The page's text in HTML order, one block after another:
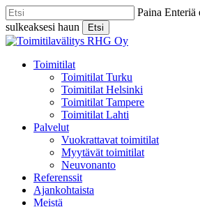
Skip
to
main
content
Paina Enteriä
sulkeaksesi haun
Etsi
Close
Menu
Toimitilat
Toimitilat Turku
Toimitilat Helsinki
Toimitilat Tampere
Toimitilat Lahti
Palvelut
Vuokrattavat toimitilat
Myytävät toimitilat
Neuvonanto
Referenssit
Ajankohtaista
Meistä